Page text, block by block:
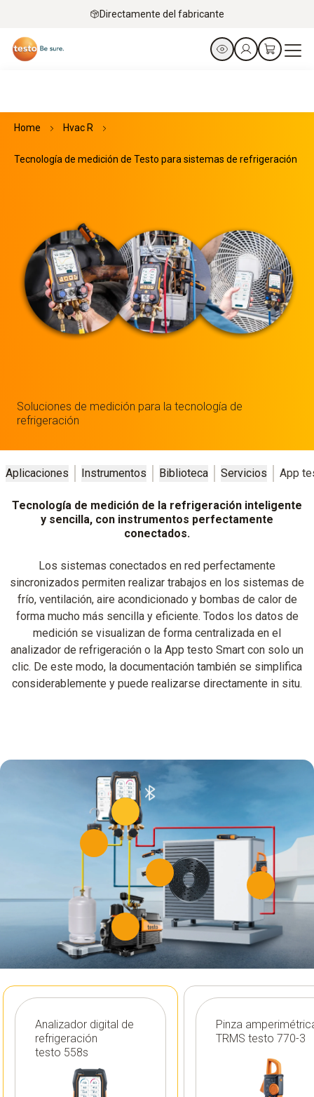
Directamente del fabricante
Home Hvac R
Tecnología de medición de Testo para sistemas de refrigeración
Soluciones de medición para la tecnología de
refrigeración
Aplicaciones Instrumentos Biblioteca Servicios App
Tecnología de medición de la refrigeración inteligente
y sencilla, con instrumentos perfectamente
conectados.
Los sistemas conectados en red perfectamente
sincronizados permiten realizar trabajos en los sistemas de
frío, ventilación, aire acondicionado y bombas de calor de
forma mucho más sencilla y eficiente. Todos los datos de
medición se visualizan de forma centralizada en el
analizador de refrigeración o la App testo Smart con solo un
clic. De este modo, la documentación también se simplifica
considerablemente y puede realizarse directamente in situ.
Analizador digital de
refrigeración
testo 558s
Pinza
TRMS testo 770-3